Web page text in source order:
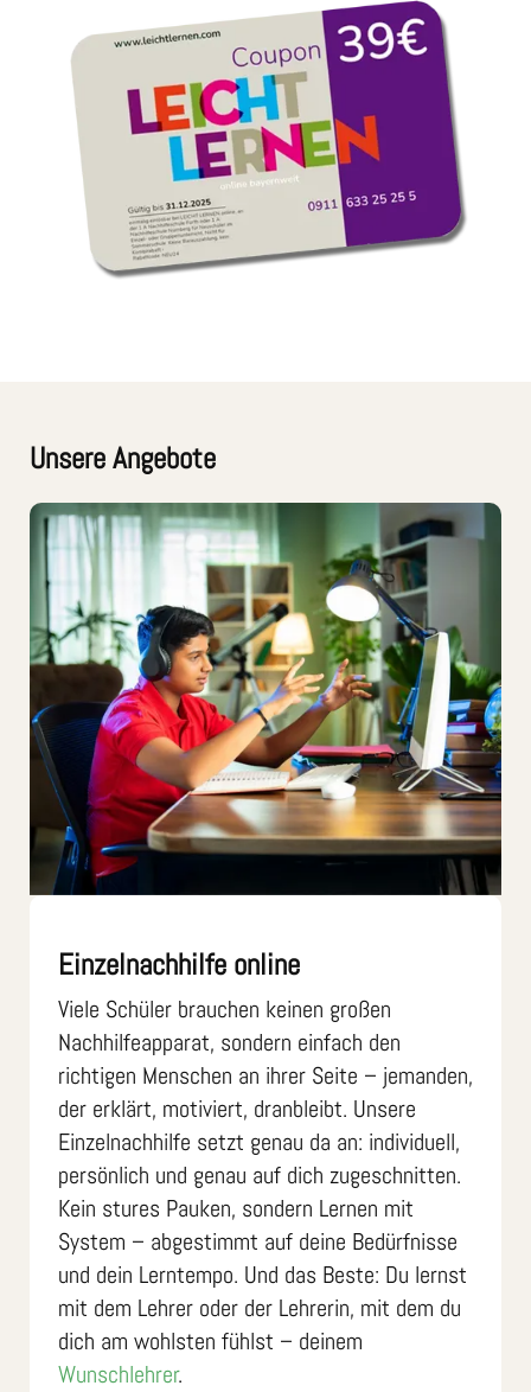
Unsere Angebote
Einzelnachhilfe online
Viele Schüler brauchen keinen großen
Nachhilfeapparat, sondern einfach den
richtigen Menschen an ihrer Seite – jemanden,
der erklärt, motiviert, dranbleibt. Unsere
Einzelnachhilfe setzt genau da an: individuell,
persönlich und genau auf dich zugeschnitten.
Kein stures Pauken, sondern Lernen mit
System – abgestimmt auf deine Bedürfnisse
und dein Lerntempo. Und das Beste: Du lernst
mit dem Lehrer oder der Lehrerin, mit dem du
dich am wohlsten fühlst – deinem
Wunschlehrer.